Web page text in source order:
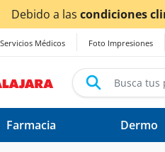
climáticas
Servicios Médicos Foto Impresiones
Farmacia Dermo